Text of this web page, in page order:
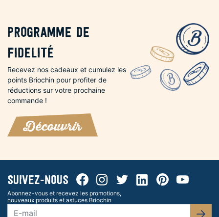
Programme de
fidelité
Recevez nos cadeaux et cumulez les
points Briochin pour profiter de
réductions sur votre prochaine
commande !
Découvrir
Suivez-nous FacebookInstagramTwitterLinkedinPinterestYoutube
Abonnez-vous et recevez les promotions,
nouveaux produits et astuces Briochin